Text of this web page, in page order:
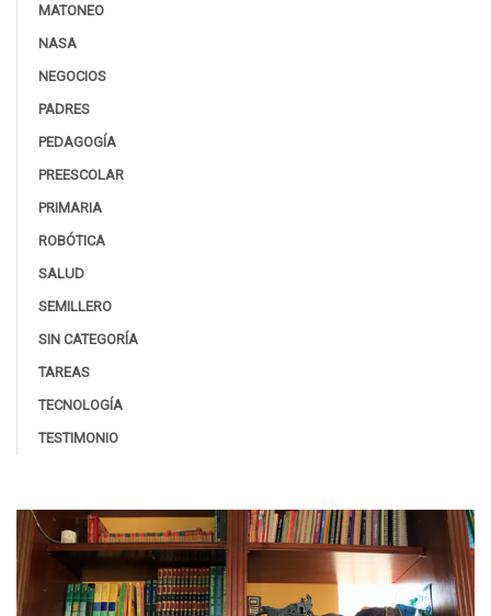
MATONEO
NASA
NEGOCIOS
PADRES
PEDAGOGÍA
PREESCOLAR
PRIMARIA
ROBÓTICA
SALUD
SEMILLERO
SIN CATEGORÍA
TAREAS
TECNOLOGÍA
TESTIMONIO